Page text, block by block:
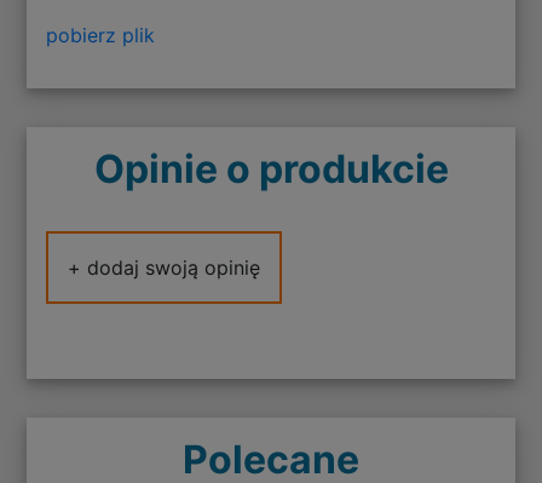
pobierz plik
Opinie o produkcie
+ dodaj swoją opinię
Polecane